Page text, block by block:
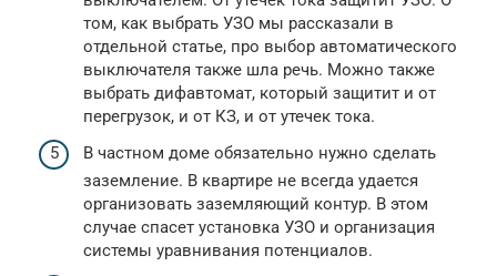
том, как выбрать УЗО мы рассказали в
отдельной статье, про выбор автоматического
выключателя также шла речь. Можно также
выбрать дифавтомат, который защитит и от
перегрузок, и от КЗ, и от утечек тока.
В частном доме обязательно нужно сделать
заземление. В квартире не всегда удается
организовать заземляющий контур. В этом
случае спасет установка УЗО и организация
системы уравнивания потенциалов.